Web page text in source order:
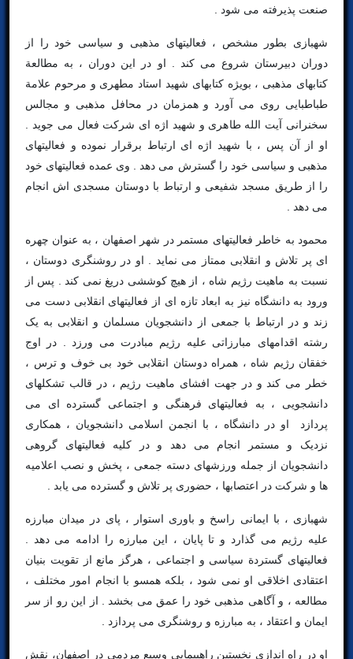
صنعت پذیرفته می شود .
شهبازی بطور مشخص ، فعالیتهای مذهبی و سیاسی خود را از
دوران دبیرستان شروع می کند . او در این دوران ، به مطالعة
کتابهای مذهبی ، بویژه کتابهای شهید استاد مطهری و مرحوم علامة
طباطبایی روی می آورد و همزمان در محافل مذهبی و مجالس
سخنرانی آیت الله طاهری و شهید اژه ای شرکت فعال می جوید .
او از آن پس ، با شهید اژه ای ارتباط برقرار نموده و فعالیتهای
مذهبی و سیاسی خود را گسترش می دهد . وی عمده فعالیتهای خود
را از طریق مسجد شفیعی و ارتباط با دوستان مسجدی اش انجام
می دهد .
محمود به خاطر فعالیتهای مستمر در شهر اصفهان ، به عنوان چهره
ای پر تلاش و انقلابی ممتاز می نماید . او در روشنگری دوستان ،
نسبت به ماهیت رژیم شاه ، از هیچ کوششی دریغ نمی کند . پس از
ورود به دانشگاه نیز به ابعاد تازه ای از فعالیتهای انقلابی دست می
زند و در ارتباط با جمعی از دانشجویان مسلمان و انقلابی به یک
رشته اقدامهای مبارزاتی علیه رژیم مبادرت می ورزد . در اوج
خفقان رژیم شاه ، همراه دوستان انقلابی خود بی خوف و ترس ،
خطر می کند و در جهت افشای ماهیت رژیم ، در قالب تشکلهای
دانشجویی ، به فعالیتهای فرهنگی و اجتماعی گسترده ای می
پردازد او در دانشگاه ، با انجمن اسلامی دانشجویان ، همکاری
نزدیک و مستمر انجام می دهد و در کلیه فعالیتهای گروهی
دانشجویان از جمله ورزشهای دسته جمعی ، پخش و نصب اعلامیه
ها و شرکت در اعتصابها ، حضوری پر تلاش و گسترده می یابد .
شهبازی ، با ایمانی راسخ و باوری استوار ، پای در میدان مبارزه
علیه رژیم می گذارد و تا پایان ، این مبارزه را ادامه می دهد .
فعالیتهای گستردة سیاسی و اجتماعی ، هرگز مانع از تقویت بنیان
اعتقادی اخلاقی او نمی شود ، بلکه همسو با انجام امور مختلف ،
مطالعه ، و آگاهی مذهبی خود را عمق می بخشد . از این رو از سر
ایمان و اعتقاد ، به مبارزه و روشنگری می پردازد .
او در راه اندازی نخستین راهپیمایی وسیع مردمی در اصفهان، نقش